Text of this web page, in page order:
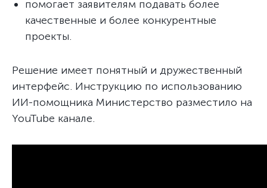
помогает заявителям подавать более
качественные и более конкурентные
проекты.
Решение имеет понятный и дружественный
интерфейс. Инструкцию по использованию
ИИ-помощника Министерство разместило на
YouTube канале.